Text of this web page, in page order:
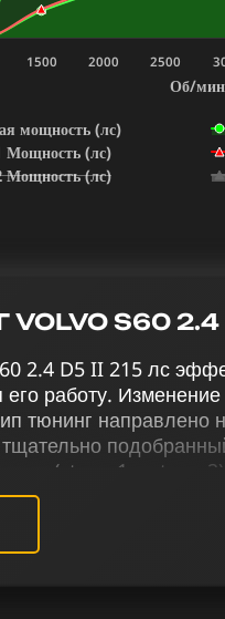
Об/мин
мощность (лс)
Мощность (лс)
Мощность (лс)
1500 2000 2500
S60 2.4
2.4 D5 II 215 лс
его работу.
тюнинг направлено
(stage 1 и stage
активацию
ограничения
уровня мощности,